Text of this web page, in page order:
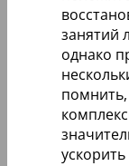
занятий
однако
помнить,